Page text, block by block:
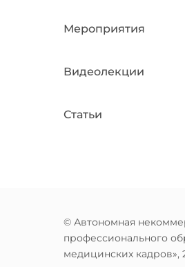
Мероприятия
Видеолекции
Статьи
© Автономная
профессионального
медицинских кадров»,